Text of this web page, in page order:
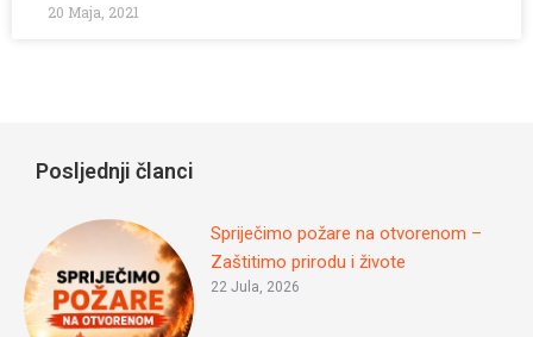
20 Maja, 2021
Posljednji članci
Spriječimo požare na otvorenom –
Zaštitimo prirodu i živote
22 Jula, 2026